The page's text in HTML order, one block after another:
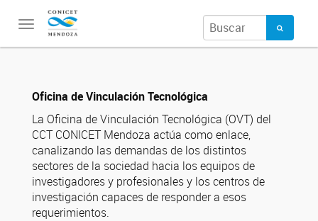
Toggle
navigation
Oficina de Vinculación Tecnológica
La Oficina de Vinculación Tecnológica (OVT) del
CCT CONICET Mendoza actúa como enlace,
canalizando las demandas de los distintos
sectores de la sociedad hacia los equipos de
investigadores y profesionales y los centros de
investigación capaces de responder a esos
requerimientos.